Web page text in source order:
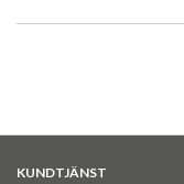
KUNDTJÄNST